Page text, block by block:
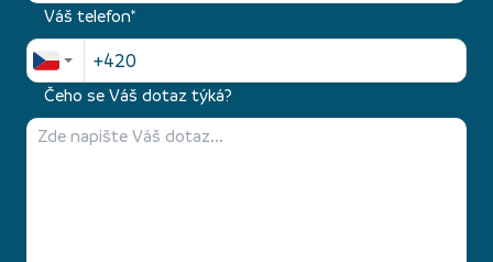
Váš telefon*
Čeho se Váš dotaz týká?